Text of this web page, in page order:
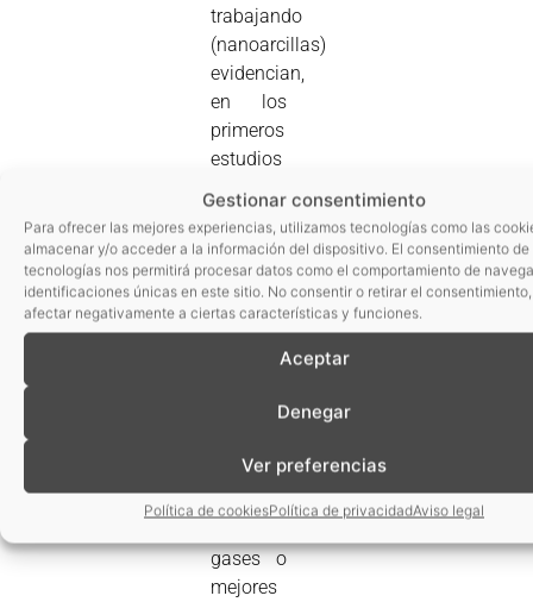
Gestionar consentimiento
Para ofrecer las mejores experiencias, utilizamos tecnologías como las
almacenar y/o acceder a la información del dispositivo. El consentimiento de
tecnologías nos permitirá procesar datos como el comportamiento de
identificaciones únicas en este sitio. No consentir o retirar el
afectar negativamente a ciertas características y funciones.
Aceptar
Denegar
Ver preferencias
Política de cookiesPolítica de privacidadAviso legal
trabajando
(nanoarcillas)
evidencian,
en los
primeros
estudios
pueden
otorgar
a los
plásticos
propiedades
mayor
barrera a
gases o
mejores